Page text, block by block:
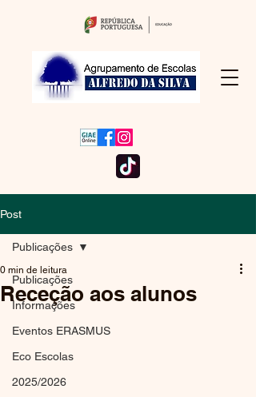
Post
Publicações
Informações
Eventos ERASMUS
Eco Escolas
2025/2026
Publicações
Receção aos alunos
0 min de leitura